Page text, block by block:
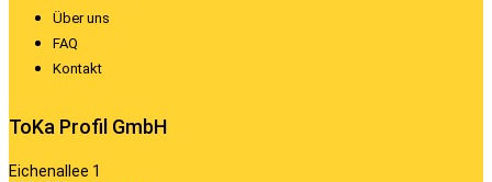
Über uns
FAQ
Kontakt
ToKa Profil GmbH
Eichenallee 1